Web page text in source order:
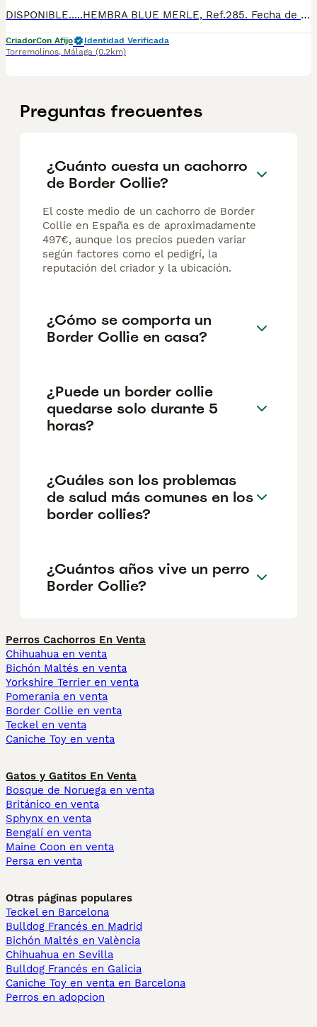
DISPONIBLE.....HEMBRA BLUE MERLE, Ref.285. Fecha de nacimiento 01/03/2026. Todos nuestros cachorros se entregan con su Cartilla Sanitaria, 3 vacunas, 3 desparasitaciones y la hoja para la inscripción en el LOE para solicitar el pedigree (opcional). Con 5 días de Garantía Vírica y 5 meses de Garantía Genética. Nuestra web: www.villabiznaga.com. Instagram: villabiznaga_bordercollie. Facebook: Villa Biznaga. Para solicitar más información, videos o fotos de algún cachorro o camada en concreto a través de wasap al 606 816 817.
CriadorCon Afijo
Identidad Verificada
Torremolinos, Málaga (0.2km)
Preguntas frecuentes
¿Cuánto cuesta un cachorro
de Border Collie?
El coste medio de un cachorro de Border
Collie en España es de aproximadamente
497€, aunque los precios pueden variar
según factores como el pedigrí, la
reputación del criador y la ubicación.
¿Cómo se comporta un
Border Collie en casa?
¿Puede un border collie
quedarse solo durante 5
horas?
¿Cuáles son los problemas
de salud más comunes en los
border collies?
¿Cuántos años vive un perro
Border Collie?
Perros Cachorros En Venta
Chihuahua en venta
Bichón Maltés en venta
Yorkshire Terrier en venta
Pomerania en venta
Border Collie en venta
Teckel en venta
Caniche Toy en venta
Gatos y Gatitos En Venta
Bosque de Noruega en venta
Británico en venta
Sphynx en venta
Bengalí en venta
Maine Coon en venta
Persa en venta
Otras páginas populares
Teckel en Barcelona
Bulldog Francés en Madrid
Bichón Maltés en València
Chihuahua en Sevilla
Bulldog Francés en Galicia
Caniche Toy en venta en Barcelona
Perros en adopcion